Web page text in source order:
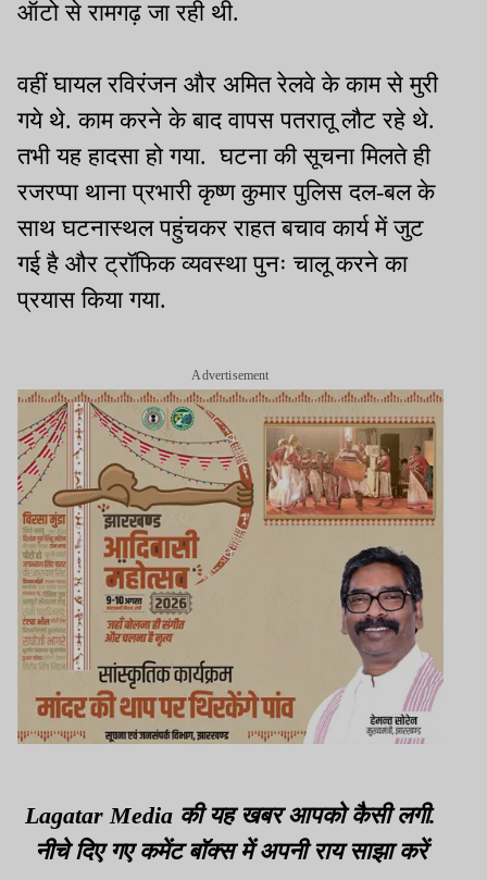
ऑटो से रामगढ़ जा रही थी.
वहीं घायल रविरंजन और अमित रेलवे के काम से मुरी
गये थे. काम करने के बाद वापस पतरातू लौट रहे थे.
तभी यह हादसा हो गया. घटना की सूचना मिलते ही
रजरप्पा थाना प्रभारी कृष्ण कुमार पुलिस दल-बल के
साथ घटनास्थल पहुंचकर राहत बचाव कार्य में जुट
गई है और ट्रॉफिक व्यवस्था पुनः चालू करने का
प्रयास किया गया.
Advertisement
Lagatar Media की यह खबर आपको कैसी लगी.
नीचे दिए गए कमेंट बॉक्स में अपनी राय साझा करें